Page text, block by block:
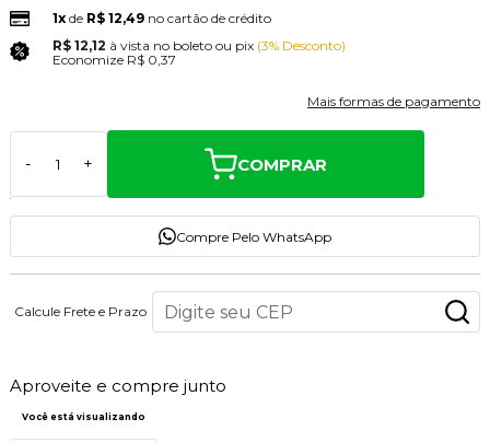
1xde R$ 12,49 no cartão de crédito
R$ 12,12 à vista no boleto ou pix (3% Desconto)
Economize R$ 0,37
Mais formas de pagamento
- + COMPRAR
Compre Pelo WhatsApp
Calcule Frete e Prazo
Aproveite e compre junto
Você está visualizando